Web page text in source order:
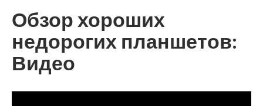
Обзор хороших
недорогих планшетов:
Видео